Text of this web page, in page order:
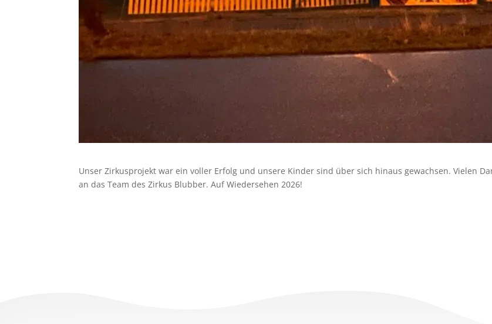
Unser Zirkusprojekt war ein voller Erfolg und unsere Kinder sind über sich hinaus gewachsen. Vielen
an das Team des Zirkus Blubber. Auf Wiedersehen 2026!